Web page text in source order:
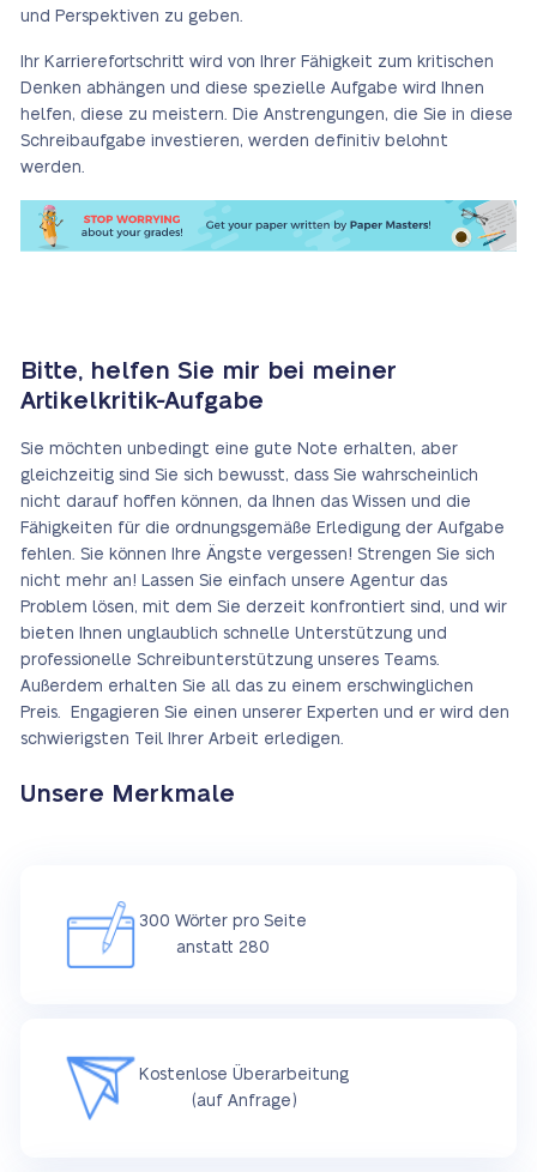
und Perspektiven zu geben.
Ihr Karrierefortschritt wird von Ihrer Fähigkeit zum kritischen
Denken abhängen und diese spezielle Aufgabe wird Ihnen
helfen, diese zu meistern. Die Anstrengungen, die Sie in diese
Schreibaufgabe investieren, werden definitiv belohnt
werden.
Bitte, helfen Sie mir bei meiner
Artikelkritik-Aufgabe
Sie möchten unbedingt eine gute Note erhalten, aber
gleichzeitig sind Sie sich bewusst, dass Sie wahrscheinlich
nicht darauf hoffen können, da Ihnen das Wissen und die
Fähigkeiten für die ordnungsgemäße Erledigung der Aufgabe
fehlen. Sie können Ihre Ängste vergessen! Strengen Sie sich
nicht mehr an! Lassen Sie einfach unsere Agentur das
Problem lösen, mit dem Sie derzeit konfrontiert sind, und wir
bieten Ihnen unglaublich schnelle Unterstützung und
professionelle Schreibunterstützung unseres Teams.
Außerdem erhalten Sie all das zu einem erschwinglichen
Preis. Engagieren Sie einen unserer Experten und er wird den
schwierigsten Teil Ihrer Arbeit erledigen.
Unsere Merkmale
300 Wörter pro Seite
anstatt 280
Kostenlose Überarbeitung
(auf Anfrage)